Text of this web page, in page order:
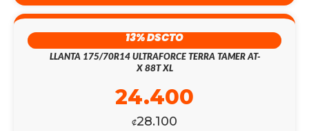
13% DSCTO
LLANTA 175/70R14 ULTRAFORCE TERRA TAMER AT-
X 88T XL
₡28.100
24.400